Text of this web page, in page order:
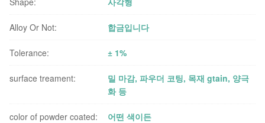
Alloy Or Not: 합금입니다
Tolerance: ± 1%
surface treament:
밀 마감, ​​파우더 코팅, 목재 gtain, 양극
화 등
color of powder coated: 어떤 색이든